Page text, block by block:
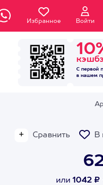
Избранное Войти
С первой
в нашем
Сравнить В
или 1042 ₽